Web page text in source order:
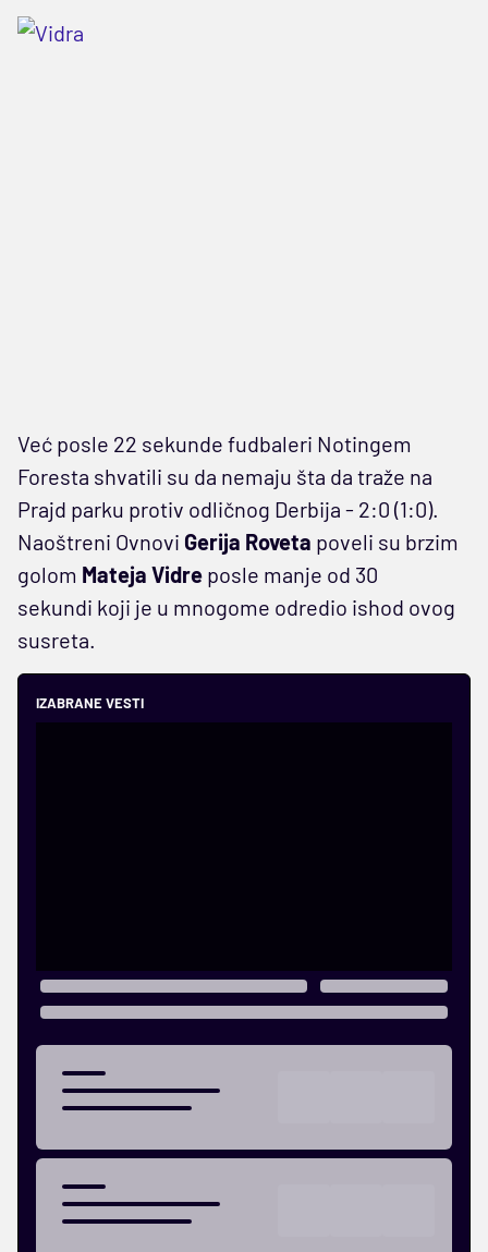
Već posle 22 sekunde fudbaleri Notingem
Foresta shvatili su da nemaju šta da traže na
Prajd parku protiv odličnog Derbija - 2:0 (1:0).
Naoštreni Ovnovi Gerija Roveta poveli su brzim
golom Mateja Vidre posle manje od 30
sekundi koji je u mnogome odredio ishod ovog
susreta.
IZABRANE VESTI